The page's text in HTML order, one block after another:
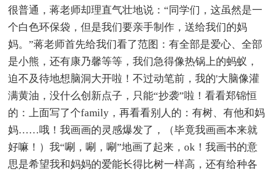
很普通，蒋老师却理直气壮地说：“同学们，这虽然是一
个白色环保袋，但是我们要亲手制作，送给我们的妈
妈。”蒋老师首先给我们看了范图：有全部是爱心、全部
是小熊，还有康乃馨等等，我们急得像热锅上的蚂蚁，
迫不及待地想脑洞大开啦！不过动笔前，我的'大脑像灌
满黄油，没什么创新点子，只能“抄袭”啦！看看郑锦恒
的：上面写了个family，再看看别人的：有树、有他和妈
妈……哦！我画画的灵感爆发了，（毕竟我画画本来就
好嘛！）我“唰，唰，唰”地画了起来，ok！我画书的意
思是希望我和妈妈的爱能长得比树一样高，还有给种各